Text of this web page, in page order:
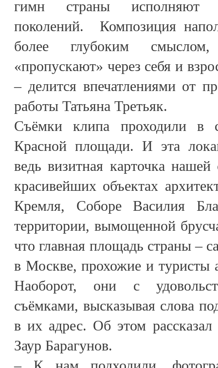
гимн страны исполняют
поколений. Композиция
более глубоким
«пропускают» через себя и
– делится впечатлениями от
работы Татьяна Третьяк.
Съёмки клипа проходили
Красной площади. И эта
ведь визитная карточка
красивейших объектах
Кремля, Соборе Василия
территории, вымощенной
что главная площадь страны –
в Москве, прохожие и туристы
Наоборот, они с
съёмками, высказывая слова
в их адрес. Об этом
Заур Барагунов.